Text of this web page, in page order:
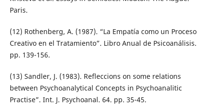
Paris.
(12) Rothenberg, A. (1987). “La Empatía como un Proceso
Creativo en el Tratamiento”. Libro Anual de Psicoanálisis.
pp. 139-156.
(13) Sandler, J. (1983). Refleccions on some relations
between Psychoanalytical Concepts in Psychoanalitic
Practise”. Int. J. Psychoanal. 64. pp. 35-45.